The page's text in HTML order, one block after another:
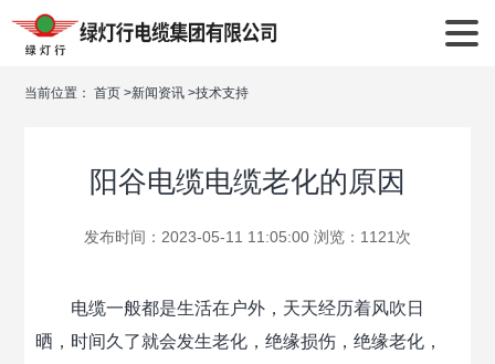
当前位置： 首页 >新闻资讯 >技术支持
阳谷电缆电缆老化的原因
发布时间：2023-05-11 11:05:00 浏览：1121次
电缆一般都是生活在户外，天天经历着风吹日
晒，时间久了就会发生老化，绝缘损伤，绝缘老化，